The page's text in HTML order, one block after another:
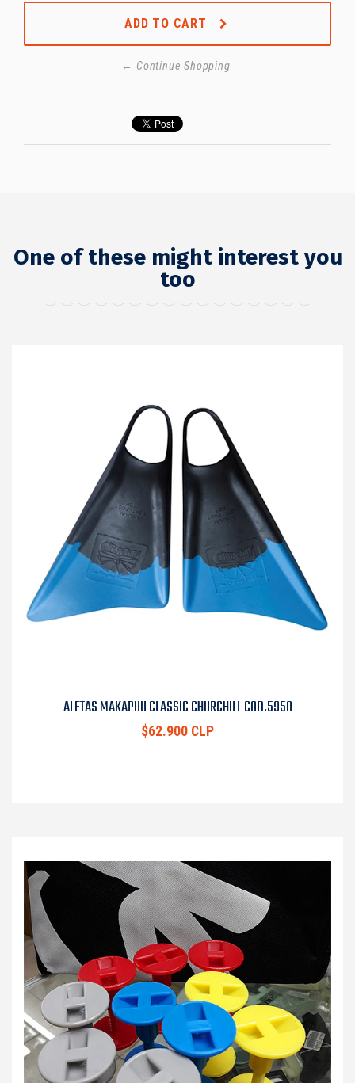
ADD TO CART
← Continue Shopping
One of these might interest you
too
ALETAS MAKAPUU CLASSIC CHURCHILL COD.5950
$62.900 CLP